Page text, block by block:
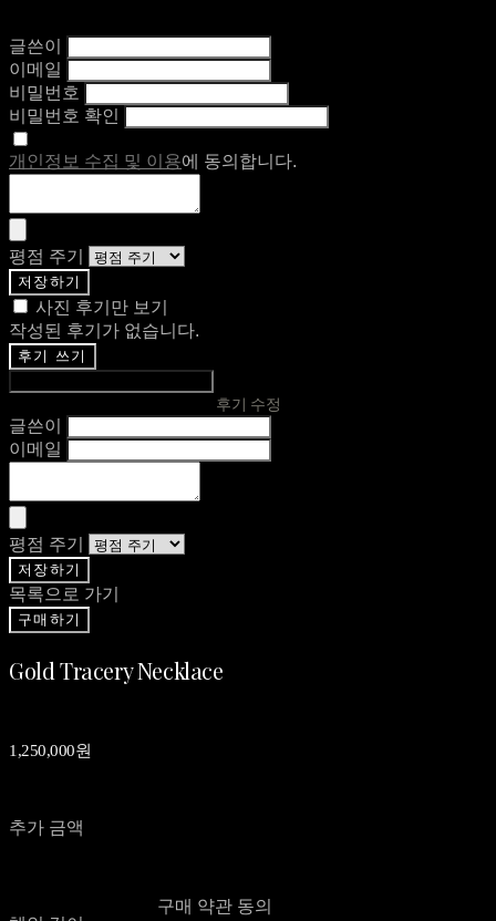
글쓴이
이메일
비밀번호
비밀번호 확인
개인정보 수집 및 이용에 동의합니다.
평점 주기
저장하기
사진 후기만 보기
작성된 후기가 없습니다.
후기 쓰기
후기 수정
글쓴이
이메일
평점 주기
저장하기
목록으로 가기
구매하기
Gold Tracery Necklace
1,250,000원
추가 금액
구매 약관 동의